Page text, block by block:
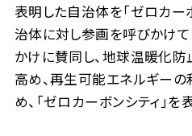
表明した自治体を「ゼロカー
治体に対し参画を呼びかけ
かけに賛同し、地球温暖化
高め、再生可能エネルギー
め、「ゼロカーボンシティ」を